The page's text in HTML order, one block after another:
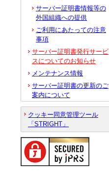
サーバー証明書情報等の
外国組織への提供
ご利用にあたっての注意
事項
サーバー証明書発行サービ
スについてのお知らせ
メンテナンス情報
サーバー証明書の更新のご
案内について
クッキー同意管理ツール
「STRIGHT」